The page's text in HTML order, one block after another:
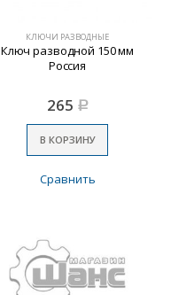
КЛЮЧИ РАЗВОДНЫЕ
Ключ разводной 150 мм
Россия
265 Р
В КОРЗИНУ
Сравнить